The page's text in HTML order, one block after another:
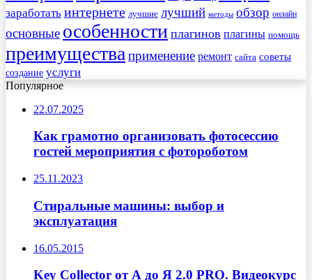
заработать интернете лучшие лучший методы обзор онлайн
основные особенности плагинов плагины помощь
преимущества применение ремонт сайта советы
создание услуги
Популярное
22.07.2025
Как грамотно организовать фотосессию
гостей мероприятия с фотороботом
25.11.2023
Стиральные машины: выбор и
эксплуатация
16.05.2015
Key Collector от А до Я 2.0 PRO. Видеокурс